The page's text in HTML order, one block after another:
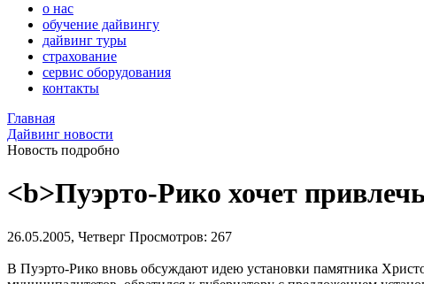
о нас
обучение дайвингу
дайвинг туры
страхование
сервис оборудования
контакты
Главная
Дайвинг новости
Новость подробно
<b>Пуэрто-Рико хочет
26.05.2005, Четверг Просмотров: 267
В Пуэрто-Рико вновь обсуждают идею установки памятника